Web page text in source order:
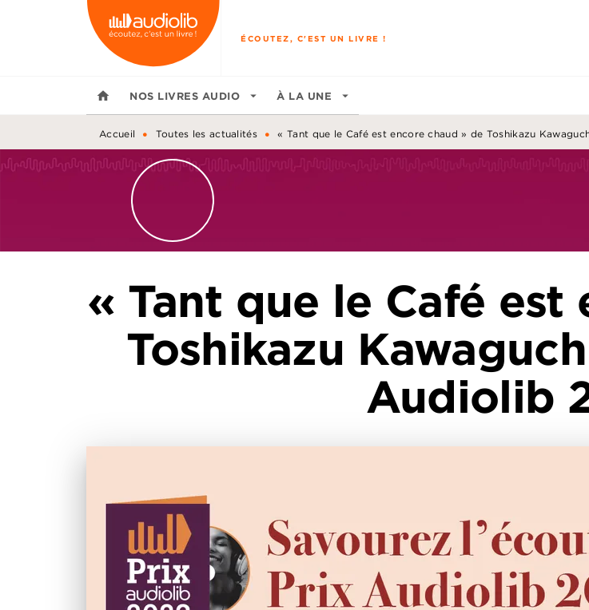
MENU RECHERCHE
ÉCOUTEZ, C'EST UN LIVRE !
home NOS LIVRES AUDIO arrow_drop_down À LA UNE arrow_drop_down
Accueil • Toutes les actualités • « Tant que le Café est encore chaud » de Toshikazu
« Tant que le Café
Toshikazu
Audiolib